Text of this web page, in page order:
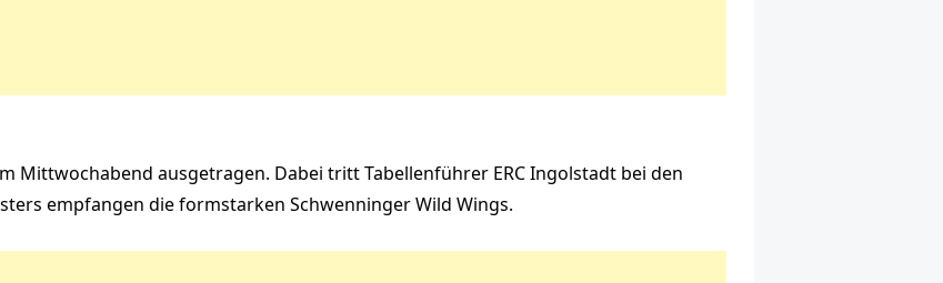
Mittwochabend ausgetragen. Dabei tritt Tabellenführer ERC Ingolstadt bei den
empfangen die formstarken Schwenninger Wild Wings.